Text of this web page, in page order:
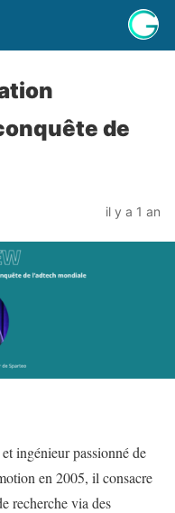
de
il y a 1 an
ingénieur passionné de
en 2005, il consacre
recherche via des